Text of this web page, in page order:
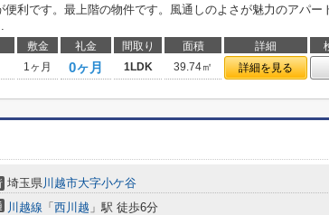
便利です。最上階の物件です。風通しのよさが魅力のアパー
敷金 礼金 間取り 面積 詳細
1ヶ月 0ヶ月 1LDK 39.74㎡ 詳細を見る
埼玉県川越市大字小ケ谷
川越線 「 西川越 」駅 徒歩6分